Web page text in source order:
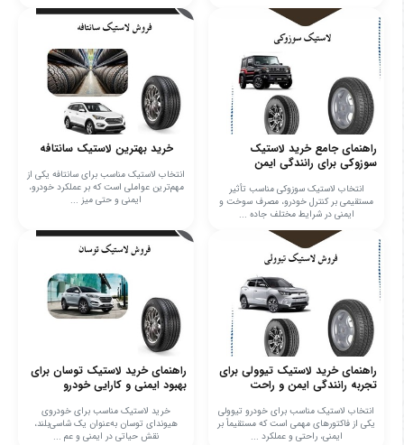
راهنمای جامع خرید لاستیک
سوزوکی برای رانندگی ایمن
انتخاب لاستیک سوزوکی مناسب تأثیر
مستقیمی بر کنترل خودرو، مصرف سوخت و
ایمنی در شرایط مختلف جاده‌ ...
خرید بهترین لاستیک سانتافه
انتخاب لاستیک مناسب برای سانتافه یکی از
مهم‌ترین عواملی است که بر عملکرد خودرو،
ایمنی و حتی میز ...
راهنمای خرید لاستیک تیوولی برای
تجربه رانندگی ایمن و راحت
انتخاب لاستیک مناسب برای خودرو تیوولی
یکی از فاکتورهای مهمی است که مستقیماً بر
ایمنی، راحتی و عملکرد ...
راهنمای خرید لاستیک توسان برای
بهبود ایمنی و کارایی خودرو
خرید لاستیک مناسب برای خودروی
هیوندای توسان به‌عنوان یک شاسی‌بلند،
نقش حیاتی در ایمنی و عم ...